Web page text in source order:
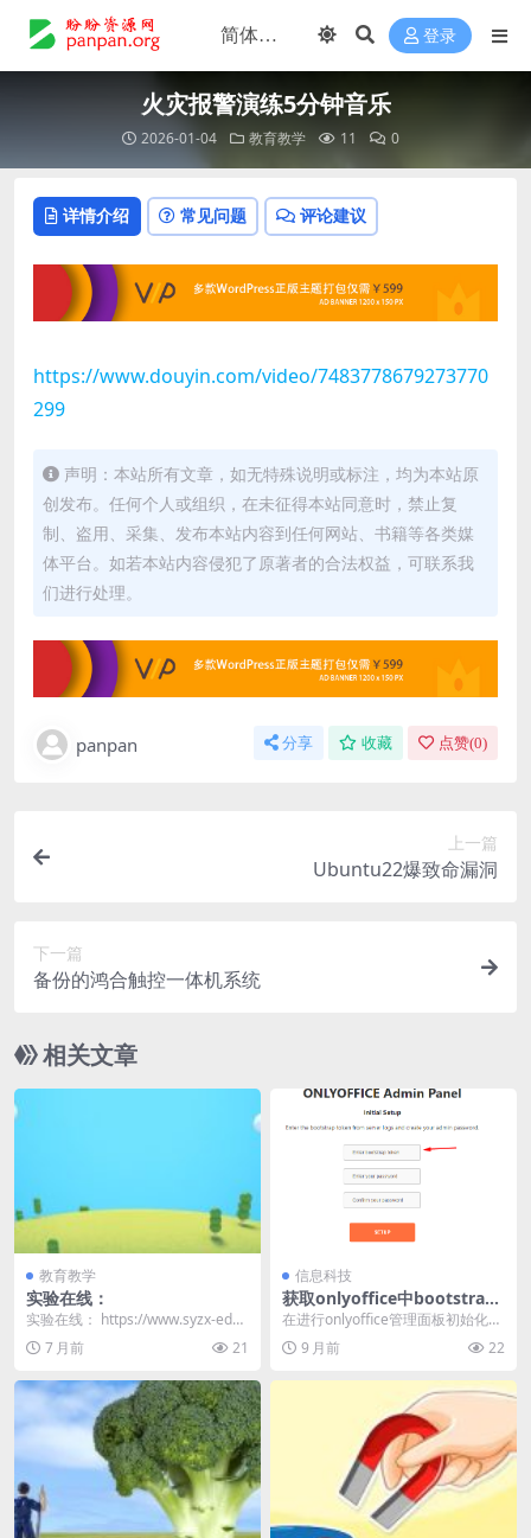
登录
火灾报警演练5分钟音乐
2026-01-04 教育教学 11 0
详情介绍 常见问题 评论建议
https://www.douyin.com/video/7483778679273770
299
声明：本站所有文章，如无特殊说明或标注，均为本站原
创发布。任何个人或组织，在未征得本站同意时，禁止复
制、盗用、采集、发布本站内容到任何网站、书籍等各类媒
体平台。如若本站内容侵犯了原著者的合法权益，可联系我
们进行处理。
panpan 分享 收藏 点赞(0)
上一篇
Ubuntu22爆致命漏洞
下一篇
备份的鸿合触控一体机系统
相关文章
教育教学
实验在线：
实验在线： https://www.syzx-edu.
com/ziyuan
7 月前 21
信息科技
获取onlyoffice中bootstrap
token的方法
在进行onlyoffice管理面板初始化的
时候，需要用到bootstrap to...
9 月前 22